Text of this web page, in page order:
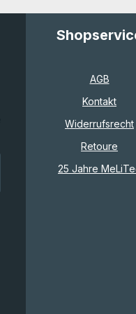
AGB
Kontakt
Widerrufsrecht
Retoure
25 Jahre